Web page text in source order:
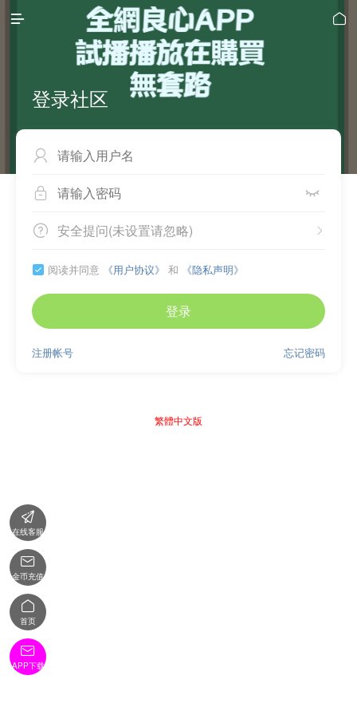
 
登录社区

 
 
安全提问(未设置请忽略)
 阅读并同意 《用户协议》 和 《隐私声明》
登录
忘记密码
注册帐号
繁體中文版

在线客服

金币充值

首页

APP下载